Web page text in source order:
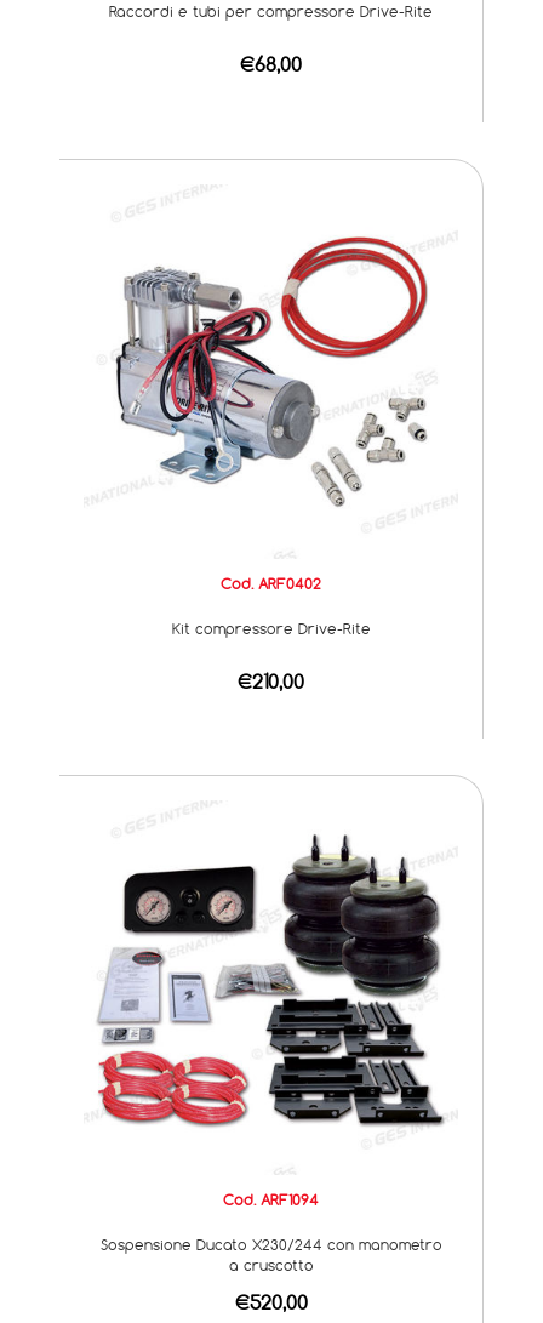
Raccordi e tubi per compressore Drive-Rite
€68,00
Cod. ARF0402
Kit compressore Drive-Rite
€210,00
Cod. ARF1094
Sospensione Ducato X230/244 con manometro
a cruscotto
€520,00